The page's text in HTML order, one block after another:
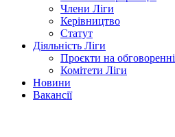
Члени Ліги
Керівництво
Статут
Діяльність Ліги
Проєкти на обговоренні
Комітети Ліги
Новини
Вакансії